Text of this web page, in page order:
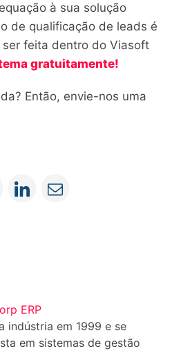
à sua solução
de qualificação de leads é
feita dentro do Viasoft
gratuitamente!
Então, envie-nos uma
ERP
indústria em 1999 e se
em sistemas de gestão